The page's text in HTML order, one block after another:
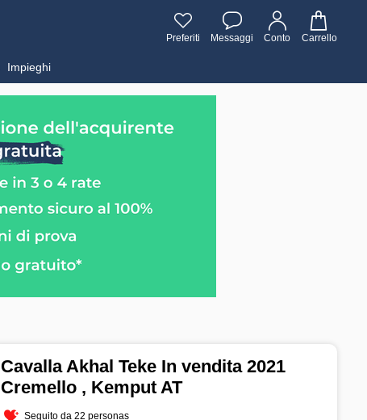
Preferiti Messaggi Conto Carrello
Impieghi
Cavalla Akhal Teke In vendita 2021
Cremello , Kemput AT
Seguito da 22 personas